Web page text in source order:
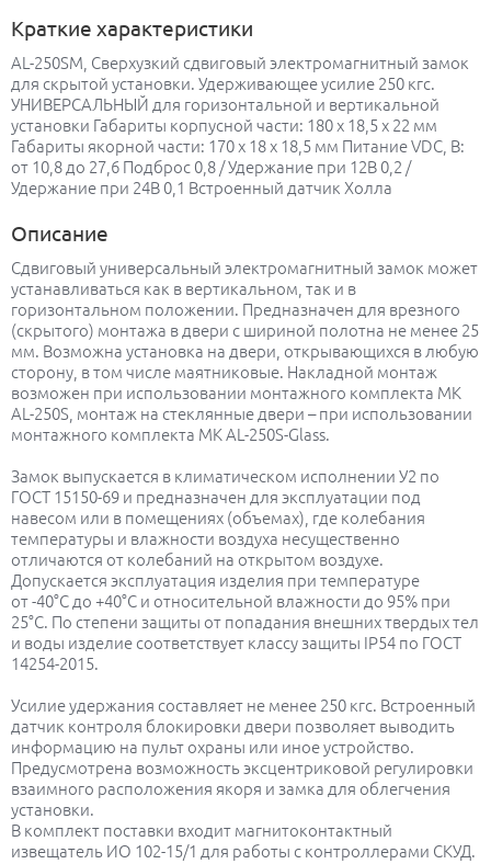
Краткие характеристики
AL-250SM, Сверхузкий сдвиговый электромагнитный замок
для скрытой установки. Удерживающее усилие 250 кгс.
УНИВЕРСАЛЬНЫЙ для горизонтальной и вертикальной
установки Габариты корпусной части: 180 x 18,5 x 22 мм
Габариты якорной части: 170 x 18 x 18,5 мм Питание VDC, В:
от 10,8 до 27,6 Подброс 0,8 / Удержание при 12В 0,2 /
Удержание при 24В 0,1 Встроенный датчик Холла
Описание
Сдвиговый универсальный электромагнитный замок может
устанавливаться как в вертикальном, так и в
горизонтальном положении. Предназначен для врезного
(скрытого) монтажа в двери с шириной полотна не менее 25
мм. Возможна установка на двери, открывающихся в любую
сторону, в том числе маятниковые. Накладной монтаж
возможен при использовании монтажного комплекта МК
AL-250S, монтаж на стеклянные двери – при использовании
монтажного комплекта MK AL-250S-Glass.
Замок выпускается в климатическом исполнении У2 по
ГОСТ 15150-69 и предназначен для эксплуатации под
навесом или в помещениях (объемах), где колебания
температуры и влажности воздуха несущественно
отличаются от колебаний на открытом воздухе.
Допускается эксплуатация изделия при температуре
от -40°С до +40°С и относительной влажности до 95% при
25°С. По степени защиты от попадания внешних твердых тел
и воды изделие соответствует классу защиты IP54 по ГОСТ
14254-2015.
Усилие удержания составляет не менее 250 кгс. Встроенный
датчик контроля блокировки двери позволяет выводить
информацию на пульт охраны или иное устройство.
Предусмотрена возможность эксцентриковой регулировки
взаимного расположения якоря и замка для облегчения
установки.
В комплект поставки входит магнитоконтактный
извещатель ИО 102-15/1 для работы с контроллерами СКУД.